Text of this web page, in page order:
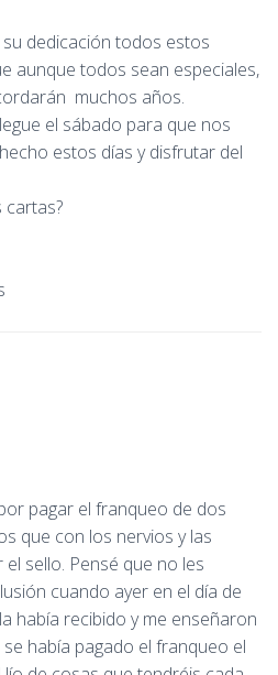
dedicación todos estos
aunque todos sean especiales,
muchos años.
el sábado para que nos
estos días y disfrutar del
cartas?
pagar el franqueo de dos
que con los nervios y las
sello. Pensé que no les
cuando ayer en el día de
había recibido y me enseñaron
había pagado el franqueo el